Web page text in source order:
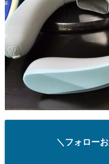
＼フォロー